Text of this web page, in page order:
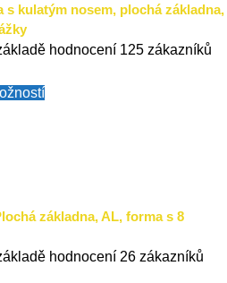
s kulatým nosem, plochá základna,
hodnocení 125 zákazníků
základna, AL, forma s 8
hodnocení 26 zákazníků